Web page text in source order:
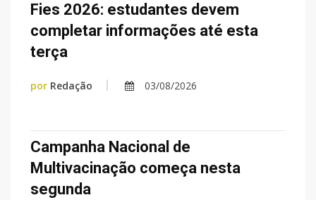
Fies 2026: estudantes devem
completar informações até esta
terça
por Redação 03/08/2026
Campanha Nacional de
Multivacinação começa nesta
segunda